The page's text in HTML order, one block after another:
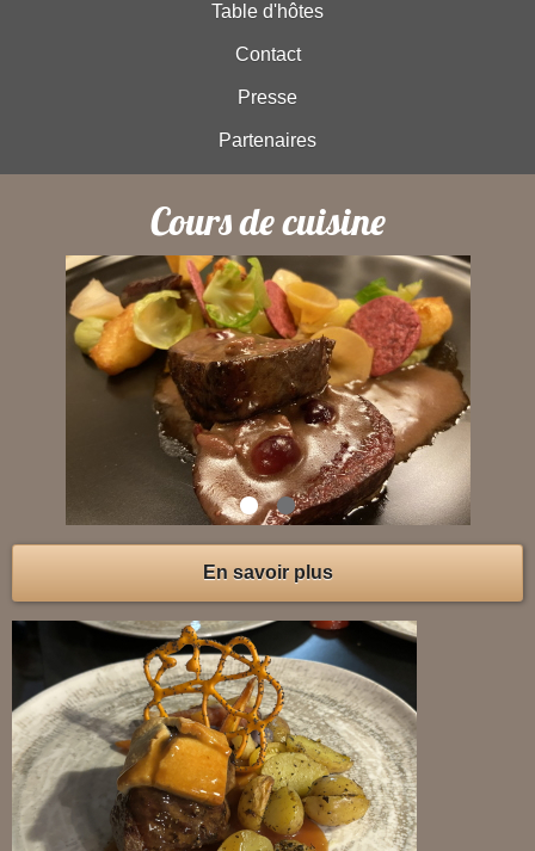
Table d'hôtes
Contact
Presse
Partenaires
Cours de cuisine
En savoir plus